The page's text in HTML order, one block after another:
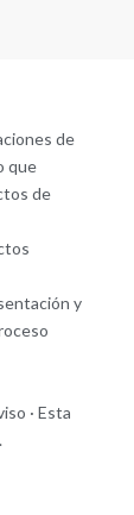
de
que
de
y
· Esta